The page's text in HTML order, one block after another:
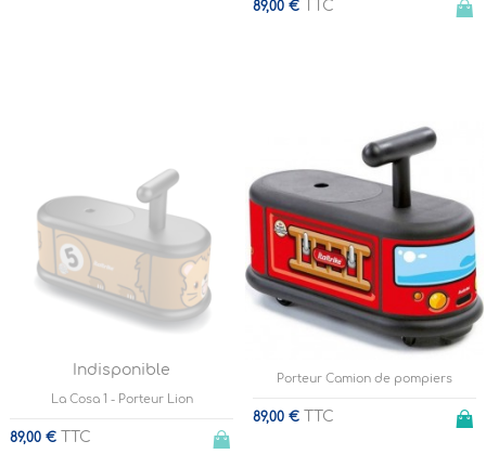
89,00 € TTC
Indisponible
La Cosa 1 - Porteur Lion
89,00 € TTC
Porteur Camion de pompiers
89,00 € TTC